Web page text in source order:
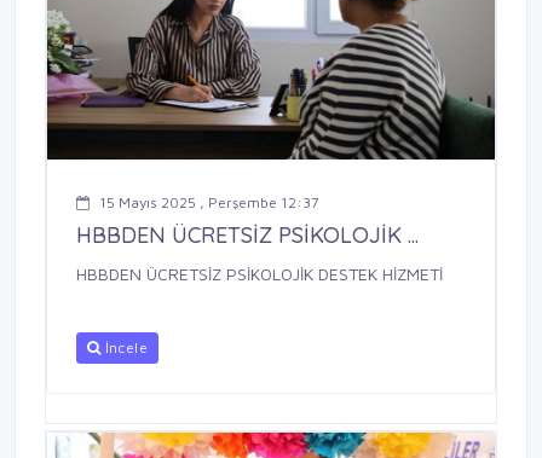
15 Mayıs 2025 , Perşembe 12:37
HBBDEN ÜCRETSİZ PSİKOLOJİK ...
HBBDEN ÜCRETSİZ PSİKOLOJİK DESTEK HİZMETİ
İncele